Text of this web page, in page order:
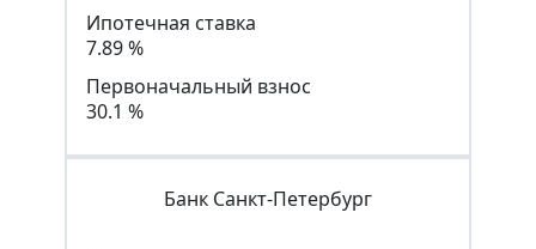
Ипотечная ставка
7.89 %
Первоначальный взнос
30.1 %
Банк Санкт-Петербург